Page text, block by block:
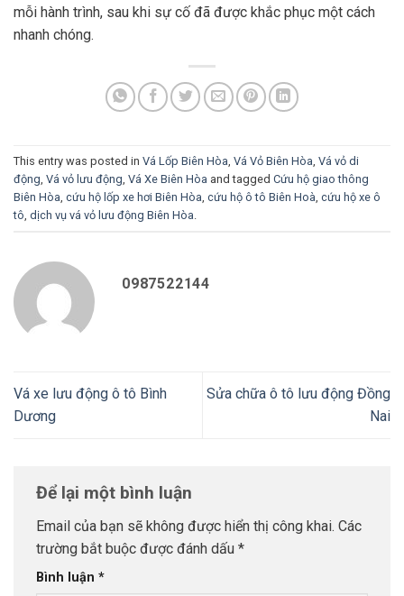
mỗi hành trình, sau khi sự cố đã được khắc phục một cách
nhanh chóng.
This entry was posted in Vá Lốp Biên Hòa Vá Vỏ Biên Hòa Vá vỏ di
động Vá vỏ lưu động Vá Xe Biên Hòa and tagged Cứu hộ giao thông
Biên Hòa cứu hộ lốp xe hơi Biên Hòa cứu hộ ô tô Biên Hoà cứu hộ xe ô
tô dịch vụ vá vỏ lưu động Biên Hòa
0987522144
Vá xe lưu động ô tô Bình
Dương
Sửa chữa ô tô lưu động Đồng
Nai
Để lại một bình luận
Email của bạn sẽ không được hiển thị công khai. Các
trường bắt buộc được đánh dấu *
Bình luận *